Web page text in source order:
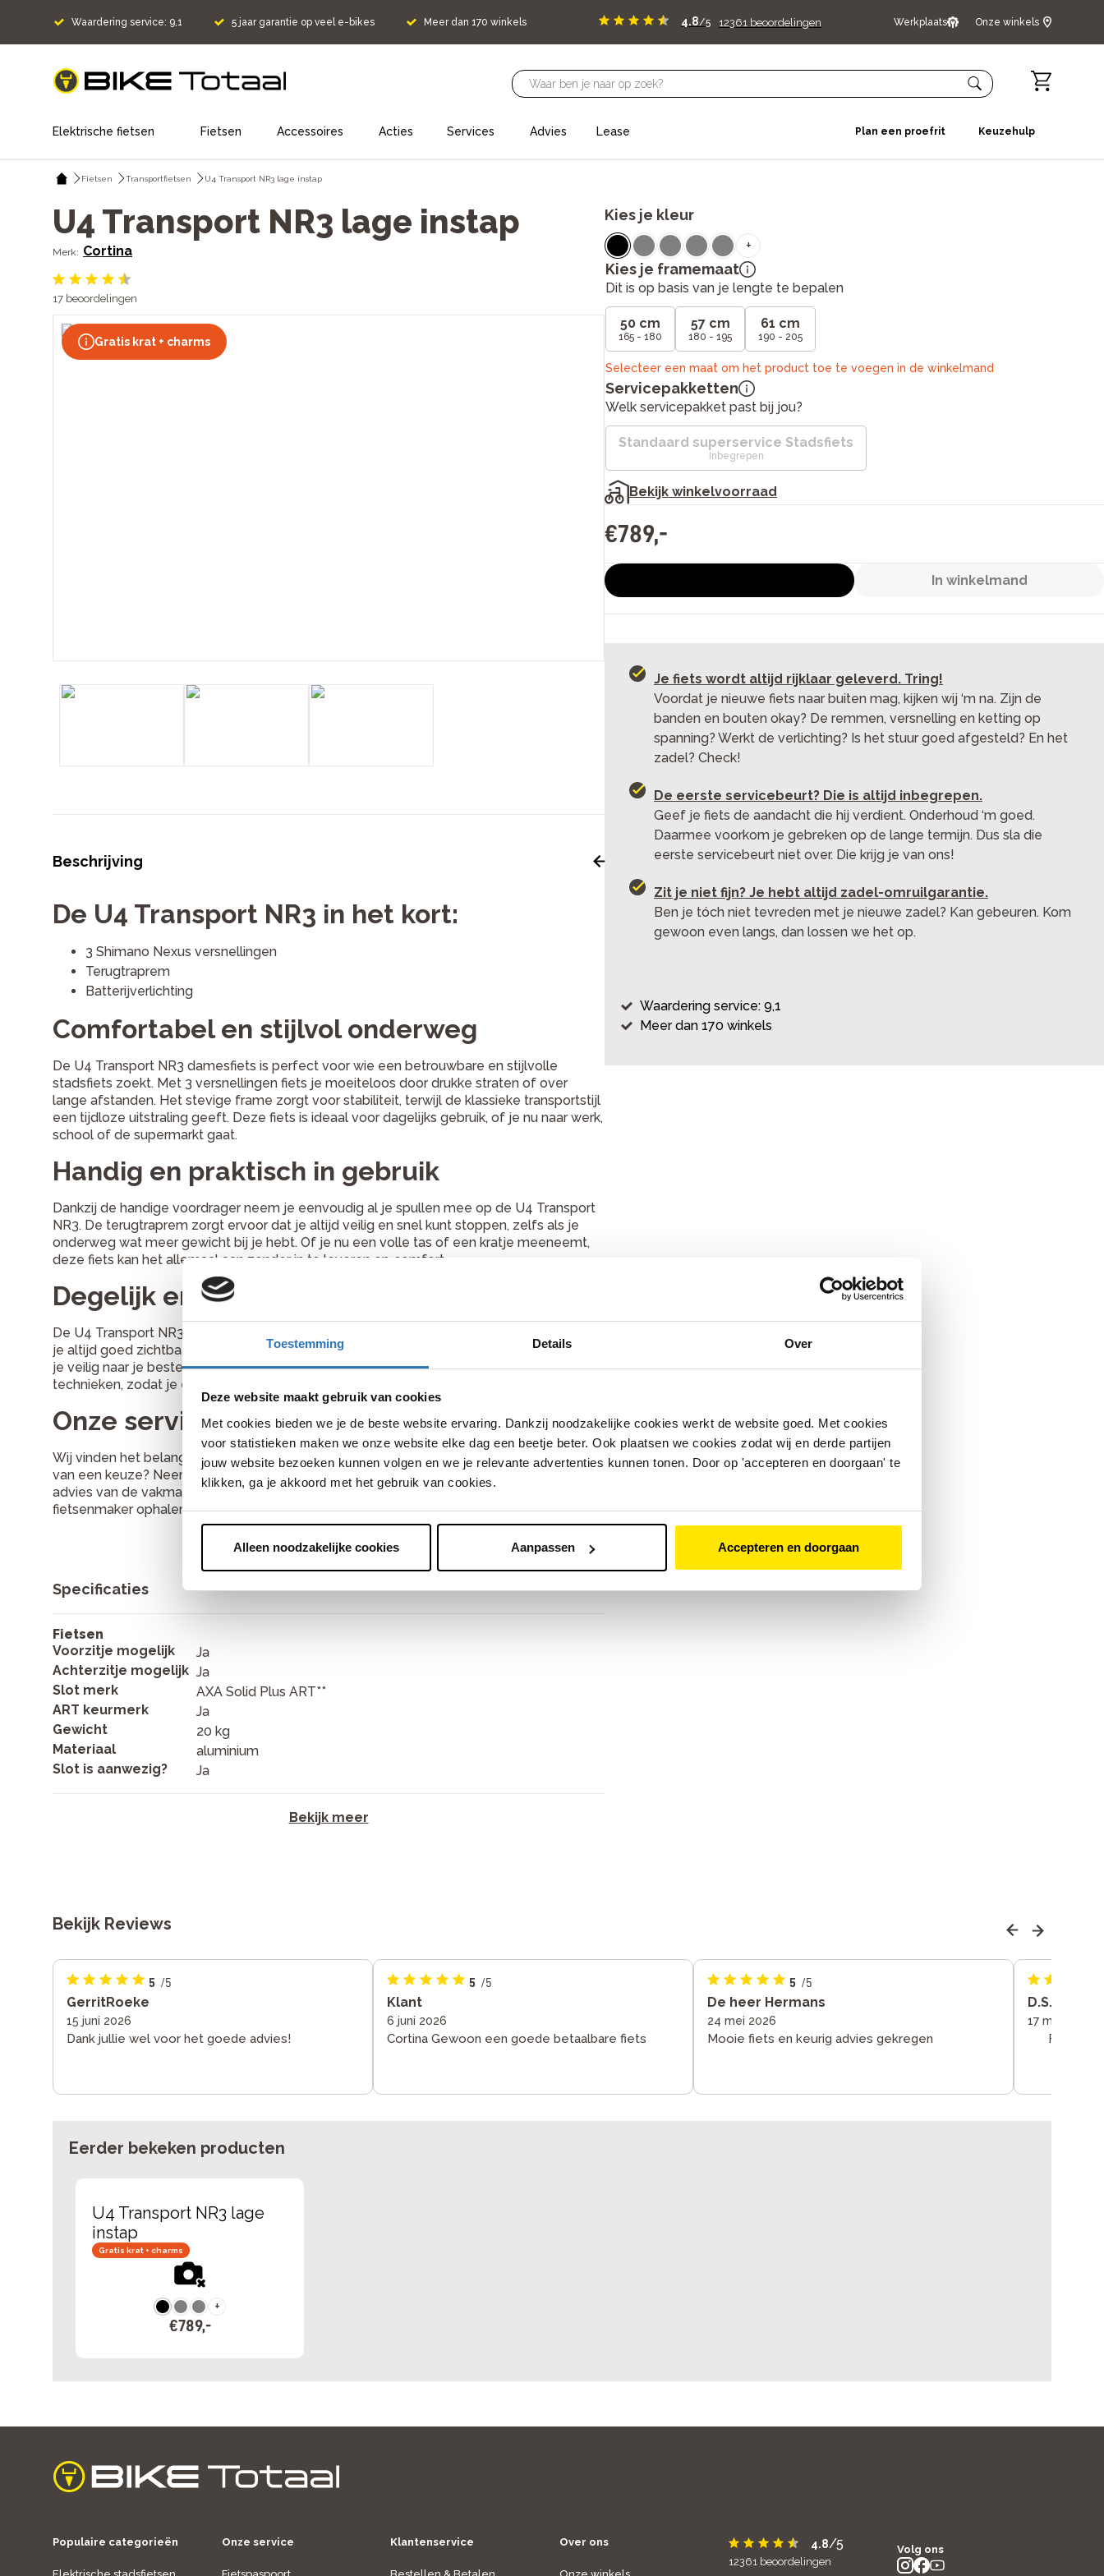
Toestemming Details Over
Deze website maakt gebruik van cookies
Met cookies bieden we je de beste website ervaring. Dankzij noodzakelijke cookies werkt de website goed. Met cookies
voor statistieken maken we onze website elke dag een beetje beter. Ook plaatsen we cookies zodat wij en derde partijen
jouw website bezoeken kunnen volgen en we je relevante advertenties kunnen tonen. Door op 'accepteren en doorgaan' te
klikken, ga je akkoord met het gebruik van cookies.
Alleen noodzakelijke cookies Aanpassen Accepteren en doorgaan
Waardering service: 9,1 5 jaar garantie op veel e-bikes Meer dan 170 winkels 4.8/5 12361 beoordelingen Werkplaats Onze winkels
home
Elektrische fietsen Fietsen Accessoires Acties Services Advies Lease Plan een proefrit Keuzehulp
Fietsen Transportfietsen U4 Transport NR3 lage instap
U4 Transport NR3 lage instap
Cortina
17 beoordelingen
Gratis krat + charms
Beschrijving
De U4 Transport NR3 in het kort:
3 Shimano Nexus versnellingen
Terugtraprem
Batterijverlichting
Comfortabel en stijlvol onderweg
De U4 Transport NR3 damesfiets is perfect voor wie een betrouwbare en stijlvolle
stadsfiets zoekt. Met 3 versnellingen fiets je moeiteloos door drukke straten of over
lange afstanden. Het stevige frame zorgt voor stabiliteit, terwijl de klassieke transportstijl
een tijdloze uitstraling geeft. Deze fiets is ideaal voor dagelijks gebruik, of je nu naar werk,
school of de supermarkt gaat.
Handig en praktisch in gebruik
Dankzij de handige voordrager neem je eenvoudig al je spullen mee op de U4 Transport
NR3. De terugtraprem zorgt ervoor dat je altijd veilig en snel kunt stoppen, zelfs als je
onderweg wat meer gewicht bij je hebt. Of je nu een volle tas of een kratje meeneemt,
deze fiets kan het allemaal aan zonder in te leveren op comfort.
Degelijk en goed verlicht
De U4 Transport NR3 damesfiets is uitgerust met betrouwbare LED-verlichting, waardoor
je altijd goed zichtbaar bent in het verkeer. Ook in de vroege ochtend of late avond fiets
je veilig naar je bestemming. Deze fiets combineert een robuust design met moderne
technieken, zodat je elke dag kunt rekenen op een fijne rit.
Onze service
Wij vinden het belangrijk dat jij de juiste fiets uitkiest. Heb je hulp nodig met het maken
van een keuze? Neem dan contact met ons op of ga langs je dichtstbijzijnde winkel voor
advies van de vakman. Als je de fiets online bestelt kan je hem bij je favoriete
fietsenmaker ophalen of komen we hem bij je thuis bezorgen.
Specificaties
Fietsen
Voorzitje mogelijk
Ja
Achterzitje mogelijk Ja
Slot merk
AXA Solid Plus ART**
ART keurmerk
Ja
Gewicht
20 kg
Materiaal
aluminium
Slot is aanwezig?
Ja
Bekijk meer
Kies je kleur
+
Kies je framemaat
Dit is op basis van je lengte te bepalen
50 cm
165 - 180
57 cm
180 - 195
61 cm
190 - 205
Selecteer een maat om het product toe te voegen in de winkelmand
Servicepakketten
Welk servicepakket past bij jou?
Standaard superservice Stadsfiets
Inbegrepen
Bekijk winkelvoorraad
€789,-
In winkelmand
Je fiets wordt altijd rijklaar geleverd. Tring!
Voordat je nieuwe fiets naar buiten mag, kijken wij ‘m na. Zijn de
banden en bouten okay? De remmen, versnelling en ketting op
spanning? Werkt de verlichting? Is het stuur goed afgesteld? En het
zadel? Check!
De eerste servicebeurt? Die is altijd inbegrepen.
Geef je fiets de aandacht die hij verdient. Onderhoud ‘m goed.
Daarmee voorkom je gebreken op de lange termijn. Dus sla die
eerste servicebeurt niet over. Die krijg je van ons!
Zit je niet fijn? Je hebt altijd zadel-omruilgarantie.
Ben je tóch niet tevreden met je nieuwe zadel? Kan gebeuren. Kom
gewoon even langs, dan lossen we het op.
Waardering service: 9,1
Meer dan 170 winkels
Bekijk Reviews
5 /5
GerritRoeke
15 juni 2026
Dank jullie wel voor het goede advies!
5 /5
Klant
6 juni 2026
Cortina Gewoon een goede betaalbare fiets
5 /5
De heer Hermans
24 mei 2026
Mooie fiets en keurig advies gekregen
D.S.van
17 mei 2026
Fijne
Eerder bekeken producten
U4 Transport NR3 lage
instap
Gratis krat + charms
+
€789,-
home
Populaire categorieën Onze service Klantenservice Over ons 4.8/5
12361 beoordelingen
Volg ons